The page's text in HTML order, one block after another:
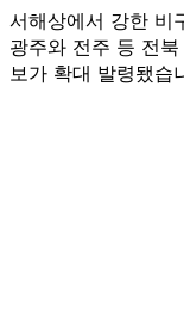
서해상에서 강한 비
광주와 전주 등 전
보가 확대 발령됐습